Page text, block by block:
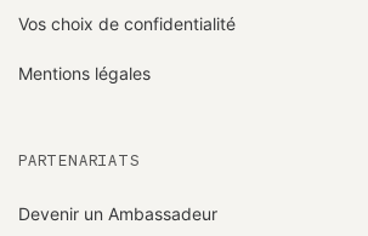
Vos choix de confidentialité
Mentions légales
PARTENARIATS
Devenir un Ambassadeur